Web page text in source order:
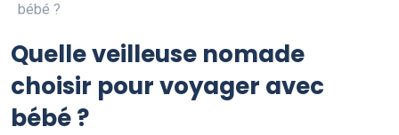
bébé ?
Quelle veilleuse nomade
choisir pour voyager avec
bébé ?